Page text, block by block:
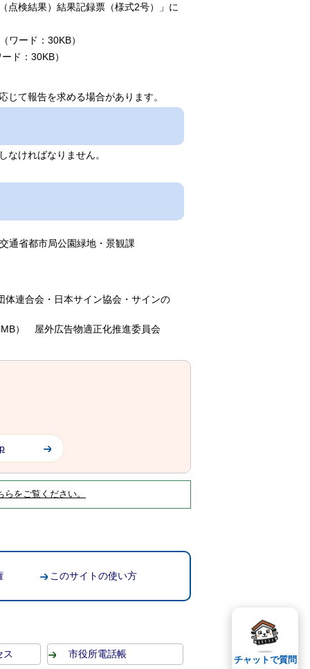
点検結果）結果記録票（様式2号）」に
ワード：30KB）
ド：30KB）
て報告を求める場合があります。
ければなりません。
通省都市局公園緑地・景観課
連合会・日本サイン協会・サインの
） 屋外広告物適正化推進委員会
をご覧ください。
このサイトの使い方
ス 市役所電話帳 チャットで質問